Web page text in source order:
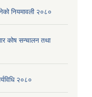
नियमावली २०८०
कोष सन्चालन तथा
२०८०